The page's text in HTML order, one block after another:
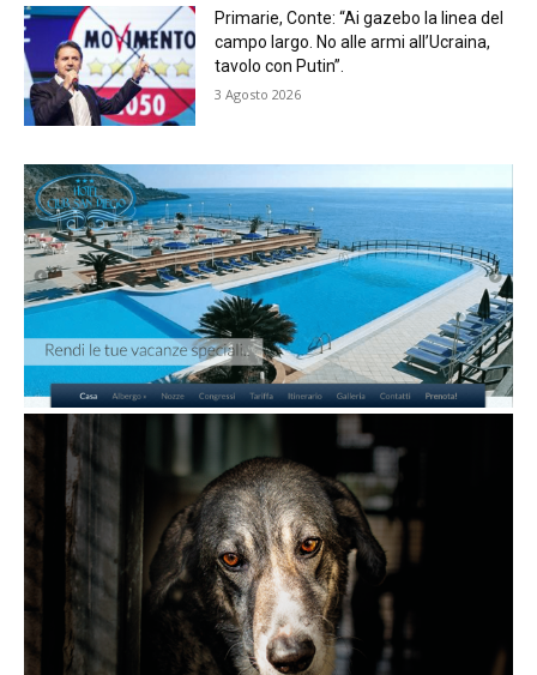
Primarie, Conte: “Ai gazebo la linea del
campo largo. No alle armi all’Ucraina,
tavolo con Putin”.
3 Agosto 2026